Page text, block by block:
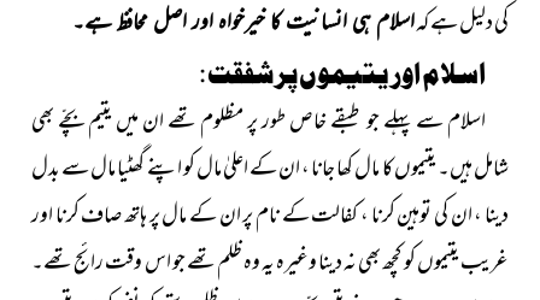
کی دلیل ہے کہاسلام ہی انسانیت کا خیرخواہ اور اصل محافظ ہے۔
اسلام اور یتیموں پر شفقت :
اسلام سے پہلے جو طبقے خاص طور پر مظلوم تھے ان میں یتیم بچّے بھی
شامل ہیں۔ یتیموں کا مال کھا جانا ، ان کے اعلیٰ مال کو اپنے گھٹیا مال سے بدل
دینا ، ان کی توہین کرنا ، کفالت کے نام پر ان کے مال پر ہاتھ صاف کرنا اور
غریب یتیموں کو کچھ بھی نہ دینا وغیرہ یہ وہ ظلم تھے جو اس وقت رائج تھے۔